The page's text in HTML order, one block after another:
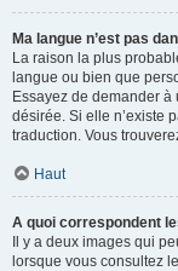
Ma langue n’est pas
La raison la plus
langue ou bien que
Essayez de demander
désirée. Si elle n’existe
traduction. Vous
Haut
A quoi correspondent
Il y a deux images qui
lorsque vous consultez